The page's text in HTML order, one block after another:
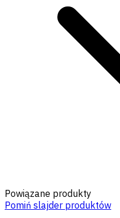
Powiązane produkty
Pomiń slajder produktów